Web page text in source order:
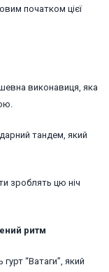
початком цієї
виконавиця, яка
тандем, який
зроблять цю ніч
ритм
“Ватаги”, який